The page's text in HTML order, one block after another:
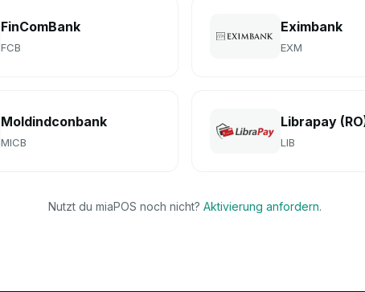
FinComBank
FCB
Eximbank
EXM
Moldindconbank
MICB
Librapay
LIB
Nutzt du miaPOS noch nicht? Aktivierung anfordern.